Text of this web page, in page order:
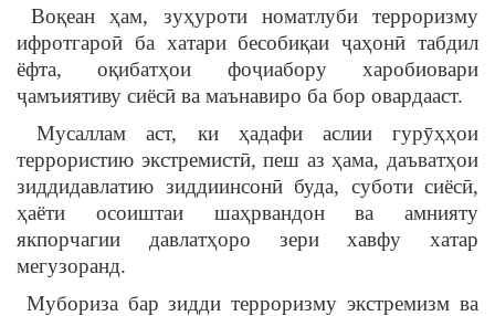
Воқеан ҳам, зуҳуроти номатлуби терроризму
ифротгароӣ ба хатари бесобиқаи ҷаҳонӣ табдил
ёфта, оқибатҳои фоҷиабору харобиовари
ҷамъиятиву сиёсӣ ва маънавиро ба бор овардааст.
Мусаллам аст, ки ҳадафи аслии гурӯҳҳои
террористию экстремистӣ, пеш аз ҳама, даъватҳои
зиддидавлатию зиддиинсонӣ буда, суботи сиёсӣ,
ҳаёти осоиштаи шаҳрвандон ва амнияту
якпорчагии давлатҳоро зери хавфу хатар
мегузоранд.
Мубориза бар зидди терроризму экстремизм ва